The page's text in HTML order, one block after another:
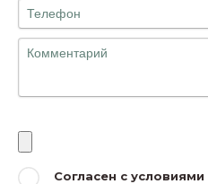
Согласен с условиями